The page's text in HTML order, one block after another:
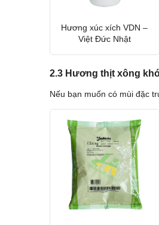
Hương xúc xích VDN –
Việt Đức Nhật
2.3 Hương thịt xông
Nếu bạn muốn có mùi đặc